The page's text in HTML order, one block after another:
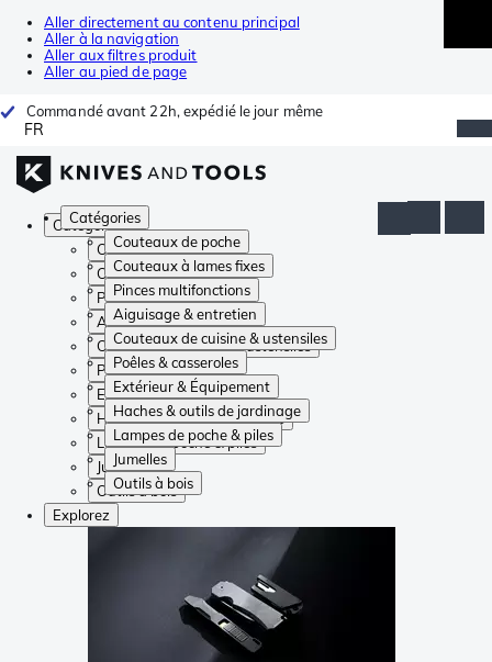
Aller directement au contenu principal
Aller à la navigation
Aller aux filtres produit
Aller au pied de page
Commandé avant 22h, expédié le jour même
FR
Catégories
Couteaux de poche
Couteaux à lames fixes
Pinces multifonctions
Aiguisage & entretien
Couteaux de cuisine & ustensiles
Poêles & casseroles
Extérieur & Équipement
Haches & outils de jardinage
Lampes de poche & piles
Jumelles
Outils à bois
Catégories
Couteaux de poche
Couteaux à lames fixes
Pinces multifonctions
Aiguisage & entretien
Couteaux de cuisine & ustensiles
Poêles & casseroles
Extérieur & Équipement
Haches & outils de jardinage
Lampes de poche & piles
Jumelles
Outils à bois
Explorez